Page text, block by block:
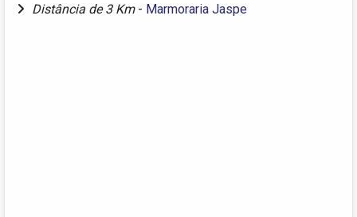
Distância de 3 Km - Marmoraria Jaspe